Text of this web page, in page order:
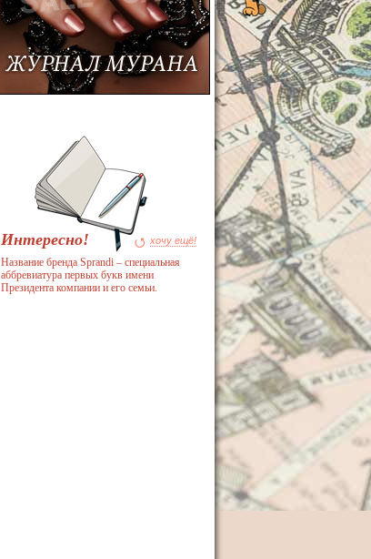
Интересно! хочу ещё!
Название бренда Sprandi – специальная
аббревиатура первых букв имени
Президента компании и его семьи.